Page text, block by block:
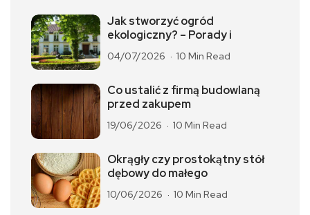
Jak stworzyć ogród
ekologiczny? – Porady i
04/07/2026 10 Min Read
Co ustalić z firmą budowlaną
przed zakupem
19/06/2026 10 Min Read
Okrągły czy prostokątny stół
dębowy do małego
10/06/2026 10 Min Read